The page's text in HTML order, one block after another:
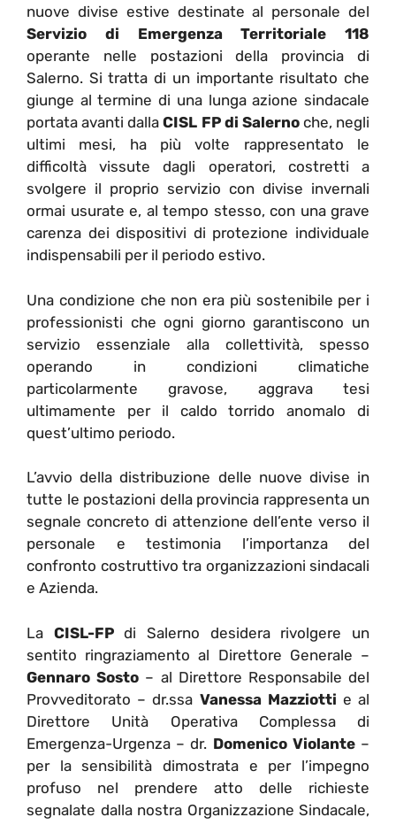
nuove divise estive destinate al personale del
Servizio di Emergenza Territoriale 118
operante nelle postazioni della provincia di
Salerno. Si tratta di un importante risultato che
giunge al termine di una lunga azione sindacale
portata avanti dallaCISL FP di Salernoche, negli
ultimi mesi, ha più volte rappresentato le
difficoltà vissute dagli operatori, costretti a
svolgere il proprio servizio con divise invernali
ormai usurate e, al tempo stesso, con una grave
carenza dei dispositivi di protezione individuale
indispensabili per il periodo estivo.
Una condizione che non era più sostenibile per i
professionisti che ogni giorno garantiscono un
servizio essenziale alla collettività, spesso
operando in condizioni climatiche
particolarmente gravose, aggrava tesi
ultimamente per il caldo torrido anomalo di
quest’ultimo periodo.
L’avvio della distribuzione delle nuove divise in
tutte le postazioni della provincia rappresenta un
segnale concreto di attenzione dell’ente verso il
personale e testimonia l’importanza del
confronto costruttivo tra organizzazioni sindacali
e Azienda.
La CISL-FPdi Salerno desidera rivolgere un
sentito ringraziamento al Direttore Generale –
Gennaro Sosto – al Direttore Responsabile del
Provveditorato – dr.ssa Vanessa Mazziotti e al
Direttore Unità Operativa Complessa di
Emergenza-Urgenza – dr. Domenico Violante–
per la sensibilità dimostrata e per l’impegno
profuso nel prendere atto delle richieste
segnalate dalla nostra Organizzazione Sindacale,